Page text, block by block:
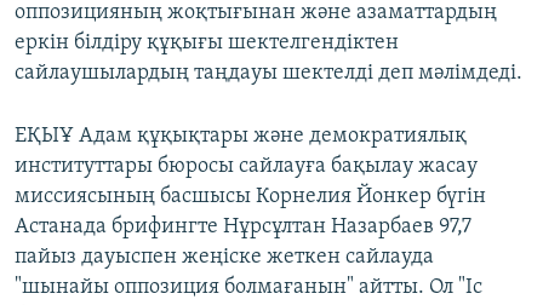
оппозицияның жоқтығынан және азаматтардың
еркін білдіру құқығы шектелгендіктен
сайлаушылардың таңдауы шектелді деп мәлімдеді.
ЕҚЫҰ Адам құқықтары және демократиялық
институттары бюросы сайлауға бақылау жасау
миссиясының басшысы Корнелия Йонкер бүгін
Астанада брифингте Нұрсұлтан Назарбаев 97,7
пайыз дауыспен жеңіске жеткен сайлауда
"шынайы оппозиция болмағанын" айтты. Ол "Іс